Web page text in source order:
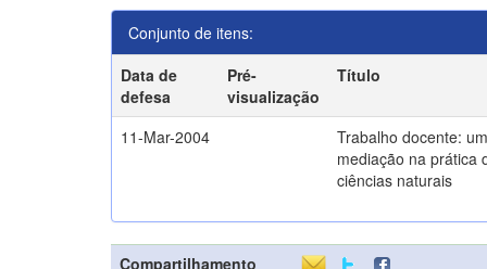
Conjunto de itens:
Data de
defesa
Pré-
visualização
Título
11-Mar-2004
Trabalho docente:
mediação na prática
ciências naturais
Compartilhamento